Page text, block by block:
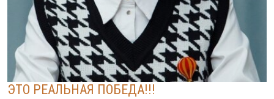
ЭТО РЕАЛЬНАЯ ПОБЕДА!!!